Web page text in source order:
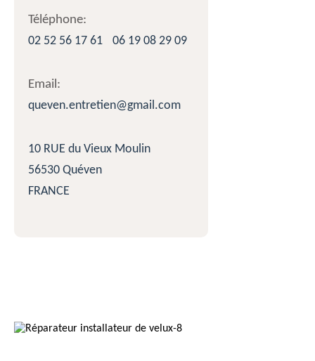
Téléphone:
02 52 56 17 61
06 19 08 29 09
Email:
queven.entretien@gmail.com
10 RUE du Vieux Moulin
56530 Quéven
FRANCE